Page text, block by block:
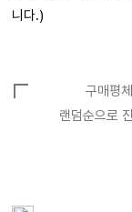
니다.)
구매평
랜덤순으로